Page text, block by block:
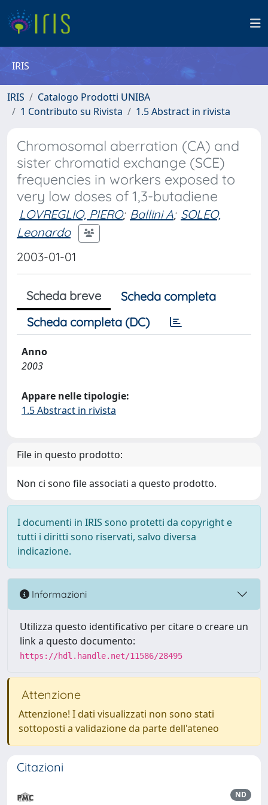
IRIS
IRIS
Catalogo Prodotti UNIBA
1 Contributo su Rivista
1.5 Abstract in rivista
Chromosomal aberration (CA) and
sister chromatid exchange (SCE)
frequencies in workers exposed to
very low doses of 1,3-butadiene
LOVREGLIO, PIERO; Ballini A; SOLEO,
Leonardo
2003-01-01
Scheda breve
Scheda completa
Scheda completa (DC)
Anno
2003
Appare nelle tipologie:
1.5 Abstract in rivista
File in questo prodotto:
Non ci sono file associati a questo prodotto.
I documenti in IRIS sono protetti da copyright e
tutti i diritti sono riservati, salvo diversa
indicazione.
Informazioni
Utilizza questo identificativo per citare o creare un
link a questo documento:
https://hdl.handle.net/11586/28495
Attenzione
Attenzione! I dati visualizzati non sono stati
sottoposti a validazione da parte dell'ateneo
Citazioni
ND